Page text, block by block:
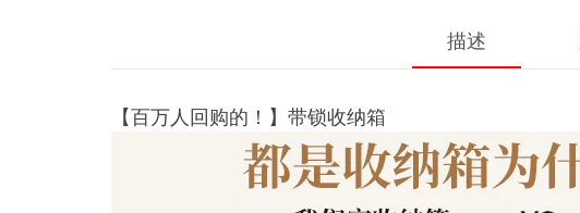
描述
【百万人回购的！】带锁收纳箱